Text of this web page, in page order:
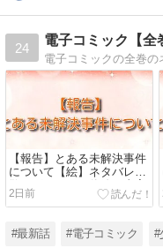
24
電子コミック【全
【報告】とある未解決事件
について【絵】ネタバレ：
散りばめられた伏線と真実
2日前
#最新話 #電子コミック #